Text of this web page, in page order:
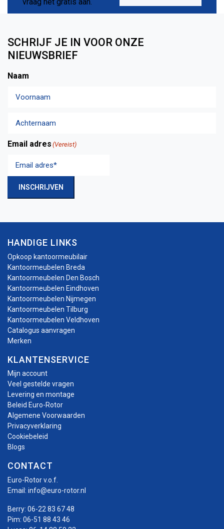
SCHRIJF JE IN VOOR ONZE
NIEUWSBRIEF
Naam
Achternaam
Email adres (Vereist)
INSCHRIJVEN
HANDIGE LINKS
Opkoop kantoormeubilair
Kantoormeubelen Breda
Kantoormeubelen Den Bosch
Kantoormeubelen Eindhoven
Kantoormeubelen Nijmegen
Kantoormeubelen Tilburg
Kantoormeubelen Veldhoven
Catalogus aanvragen
Merken
KLANTENSERVICE
Mijn account
Veel gestelde vragen
Levering en montage
Beleid Euro-Rotor
Algemene Voorwaarden
Privacyverklaring
Cookiebeleid
Blogs
CONTACT
Euro-Rotor v.o.f.
Email: info@euro-rotor.nl
Berry: 06-22 83 67 48
Pim: 06-51 88 43 46